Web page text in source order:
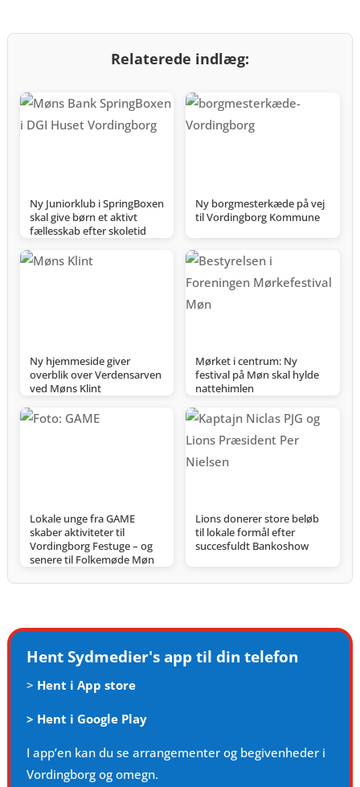
Relaterede indlæg:
Ny Juniorklub i SpringBoxen
skal give børn et aktivt
fællesskab efter skoletid
Ny borgmesterkæde på vej
til Vordingborg Kommune
Ny hjemmeside giver
overblik over Verdensarven
ved Møns Klint
Mørket i centrum: Ny
festival på Møn skal hylde
nattehimlen
Lokale unge fra GAME
skaber aktiviteter til
Vordingborg Festuge – og
senere til Folkemøde Møn
Lions donerer store beløb
til lokale formål efter
succesfuldt Bankoshow
Hent Sydmedier's app til din telefon
> Hent i App store
> Hent i Google Play
I app’en kan du se arrangementer og begivenheder i
Vordingborg og omegn.